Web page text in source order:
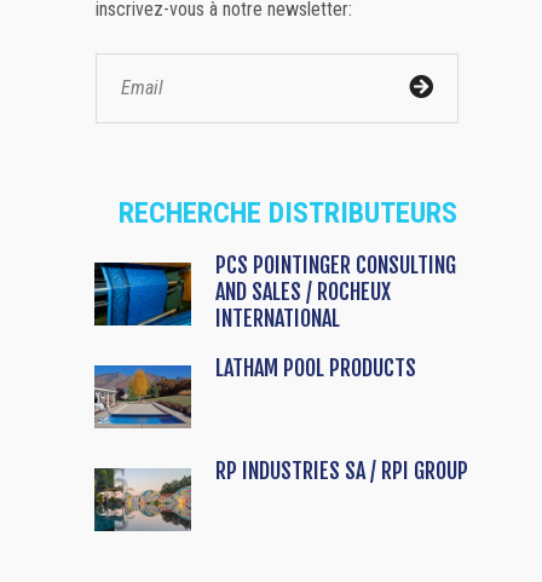
inscrivez-vous à notre newsletter:
RECHERCHE DISTRIBUTEURS
PCS POINTINGER CONSULTING
AND SALES / ROCHEUX
INTERNATIONAL
LATHAM POOL PRODUCTS
RP INDUSTRIES SA / RPI GROUP